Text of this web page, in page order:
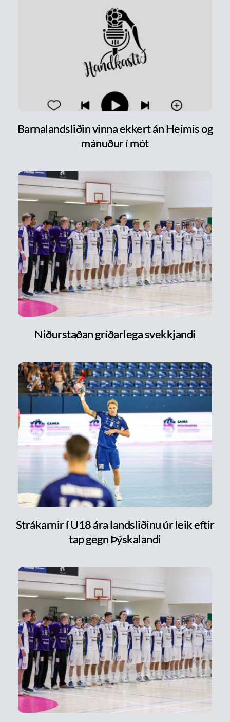
Barnalandsliðin vinna ekkert án Heimis og
mánuður í mót
Niðurstaðan gríðarlega svekkjandi
Strákarnir í U18 ára landsliðinu úr leik eftir
tap gegn Þýskalandi